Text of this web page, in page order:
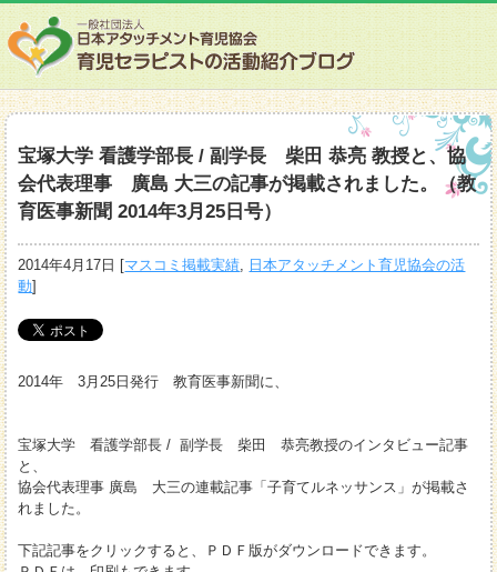
宝塚大学 看護学部長 / 副学長 柴田 恭亮 教授と、協
会代表理事 廣島 大三の記事が掲載されました。（教
育医事新聞 2014年3月25日号）
2014年4月17日 [マスコミ掲載実績, 日本アタッチメント育児協会の活
動]
2014年 3月25日発行 教育医事新聞に、
宝塚大学 看護学部長 / 副学長 柴田 恭亮教授のインタビュー記事
と、
協会代表理事 廣島 大三の連載記事「子育てルネッサンス」が掲載さ
れました。
下記記事をクリックすると、ＰＤＦ版がダウンロードできます。